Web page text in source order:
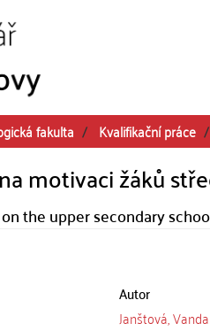
fakulta Kvalifikační práce
motivaci žáků
the upper secondary
Autor
Janštová, Vanda